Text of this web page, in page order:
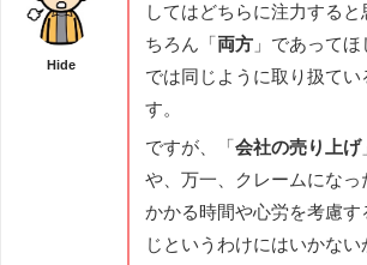
Hide
してはどちらに注力すると
ちろん「両方 」であって
では同じように取り扱てい
す。
ですが、「会社の売り上げ
や、万一、クレームになっ
かかる時間や心労を考慮す
じというわけにはいかな